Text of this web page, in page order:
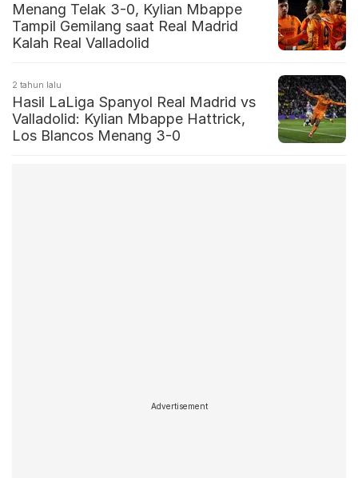
Menang Telak 3-0, Kylian Mbappe
Tampil Gemilang saat Real Madrid
Kalah Real Valladolid
2 tahun lalu
Hasil LaLiga Spanyol Real Madrid vs
Valladolid: Kylian Mbappe Hattrick,
Los Blancos Menang 3-0
Advertisement